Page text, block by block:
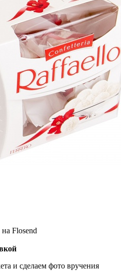
Flosend
и сделаем фото вручения